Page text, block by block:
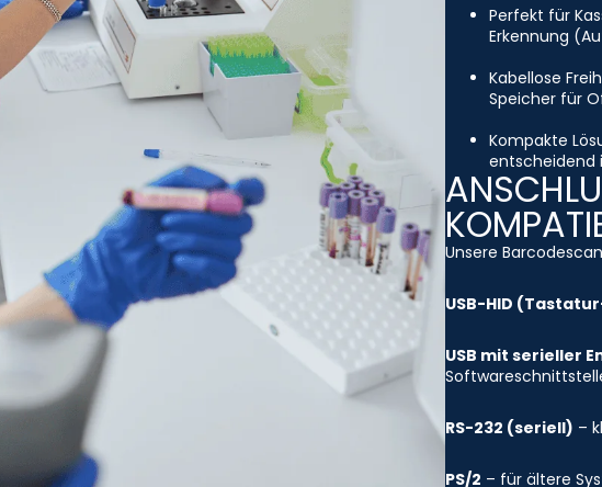
Perfekt für
Erkennung
Kabellose
Speicher für
Kompakte
entscheidend
Unsere
USB-HID
USB mit serieller
RS-232 (seriell) –
PS/2 – für ältere